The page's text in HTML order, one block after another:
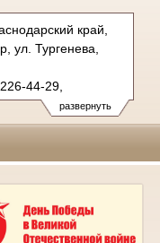
развернуть
край,
ул. Тургенева,
44-29,
32